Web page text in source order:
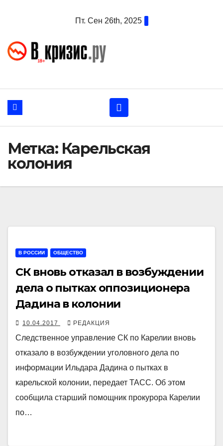
Пт. Сен 26th, 2025
Метка: Карельская
колония
В РОССИИ ОБЩЕСТВО
СК вновь отказал в возбуждении
дела о пытках оппозиционера
Дадина в колонии
10.04.2017 РЕДАКЦИЯ
Следственное управление СК по Карелии вновь
отказало в возбуждении уголовного дела по
информации Ильдара Дадина о пытках в
карельской колонии, передает ТАСС. Об этом
сообщила старший помощник прокурора Карелии
по…